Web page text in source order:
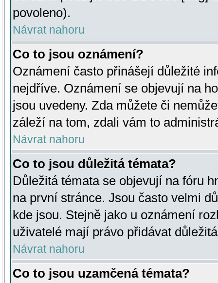
povoleno).
Návrat nahoru
Co to jsou oznámení?
Oznámení často přinášejí důležité
nejdříve. Oznámení se objevují na
jsou uvedeny. Zda můžete či
záleží na tom, zdali vám to
Návrat nahoru
Co to jsou důležitá témata?
Důležitá témata se objevují na fóru
na první stránce. Jsou často velmi
kde jsou. Stejně jako u oznámení
uživatelé mají právo přidávat
Návrat nahoru
Co to jsou uzamčená témata?